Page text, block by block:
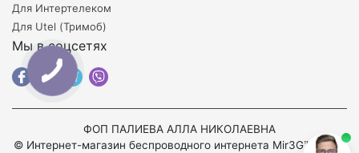
Для Интертелеком
Для Utel (Тримоб)
Мы в соцсетях
ФОП ПАЛИЕВА АЛЛА НИКОЛАЕВНА
© Интернет-магазин беспроводного интернета Mir3G™ 2008-